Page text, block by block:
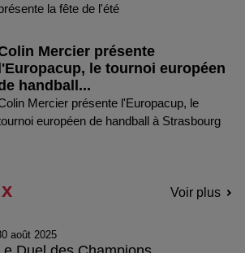
la fête de l'été
Mercier présente
l'Europacup, le tournoi européen
handball...
Mercier présente l'Europacup, le
européen de handball à Strasbourg
Voir plus
août 2025